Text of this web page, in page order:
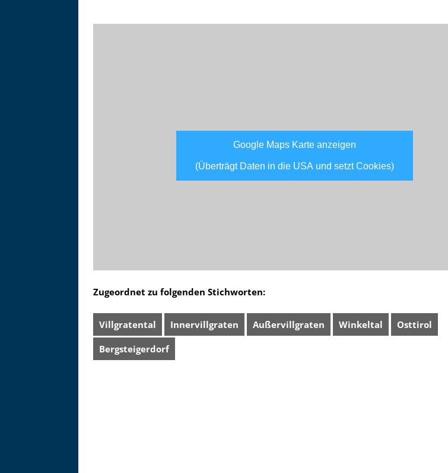
Google Maps Karte anzeigen
(Überträgt Daten in die USA und setzt Cookies)
Zugeordnet zu folgenden Stichworten:
Villgratental Innervillgraten Außervillgraten Winkeltal Osttirol
Bergsteigerdorf